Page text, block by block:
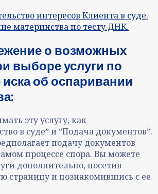
интересов Клиента в суде.
материнства по тесту ДНК.
о возможных
выборе услуги по
иска об оспаривании
:
эту услугу, как
в судеˮ и ˮПодача документовˮ.
подачу документов
процессе спора. Вы можете
дополнительно, посетив
страницу и познакомившись с ее